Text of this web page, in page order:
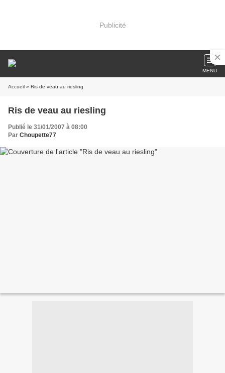
Publicité
MENU
Accueil » Ris de veau au riesling
Ris de veau au riesling
Publié le 31/01/2007 à 08:00
Par Choupette77